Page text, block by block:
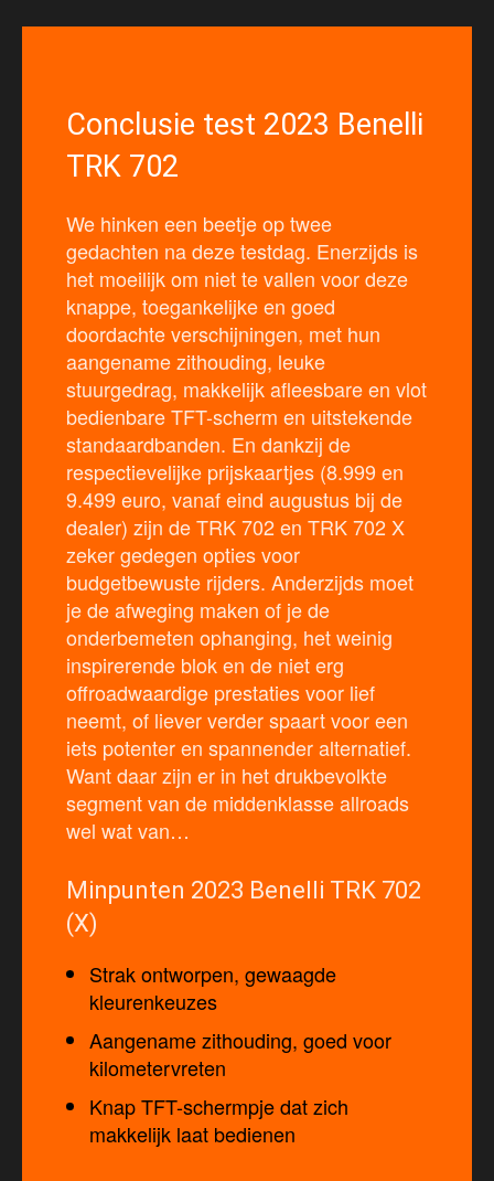
Conclusie test 2023 Benelli
TRK 702
We hinken een beetje op twee
gedachten na deze testdag. Enerzijds is
het moeilijk om niet te vallen voor deze
knappe, toegankelijke en goed
doordachte verschijningen, met hun
aangename zithouding, leuke
stuurgedrag, makkelijk afleesbare en vlot
bedienbare TFT-scherm en uitstekende
standaardbanden. En dankzij de
respectievelijke prijskaartjes (8.999 en
9.499 euro, vanaf eind augustus bij de
dealer) zijn de TRK 702 en TRK 702 X
zeker gedegen opties voor
budgetbewuste rijders. Anderzijds moet
je de afweging maken of je de
onderbemeten ophanging, het weinig
inspirerende blok en de niet erg
offroadwaardige prestaties voor lief
neemt, of liever verder spaart voor een
iets potenter en spannender alternatief.
Want daar zijn er in het drukbevolkte
segment van de middenklasse allroads
wel wat van…
Minpunten 2023 Benelli TRK 702
(X)
Strak ontworpen, gewaagde
kleurenkeuzes
Aangename zithouding, goed voor
kilometervreten
Knap TFT-schermpje dat zich
makkelijk laat bedienen